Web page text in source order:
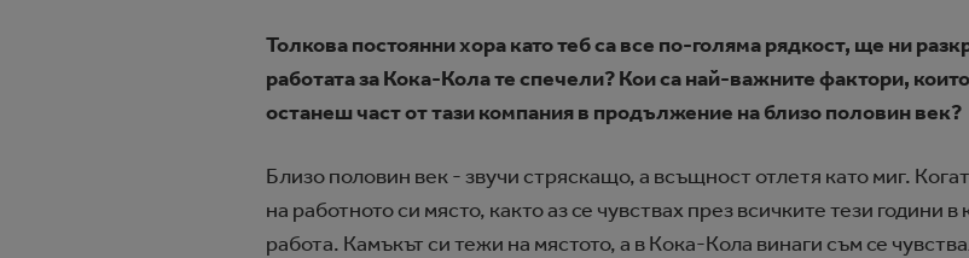
Толкова постоянни хора като теб са все по-голяма рядкост, ще ни
работата за Кока-Кола те спечели? Кои са най-важните фактори,
останеш част от тази компания в продължение на близо половин век?
Близо половин век - звучи стряскащо, а всъщност отлетя като миг.
на работното си място, както аз се чувствах през всичките тези години
работа. Камъкът си тежи на мястото, а в Кока-Кола винаги съм се